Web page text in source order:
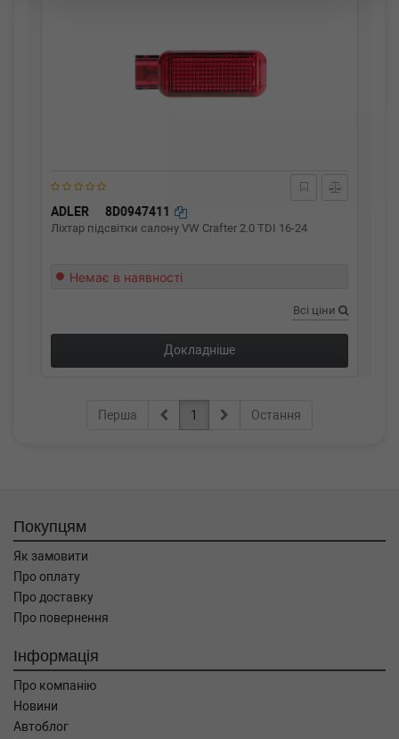
ADLER 8D0947411
Ліхтар підсвітки салону VW Crafter 2.0 TDI 16-24
Немає в наявності
Всі ціни
Докладніше
Перша 1 Остання
Покупцям
Як замовити
Про оплату
Про доставку
Про повернення
Інформація
Про компанію
Новини
Автоблог